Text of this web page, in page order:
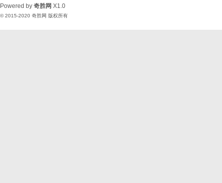
Powered by 奇胜网 X1.0
© 2015-2020 奇胜网 版权所有